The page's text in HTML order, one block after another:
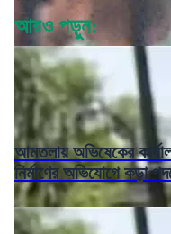
আরও পড়ুন:
আমতলায় অভিষেকের
নির্মাণের অভিযোগে কড়া